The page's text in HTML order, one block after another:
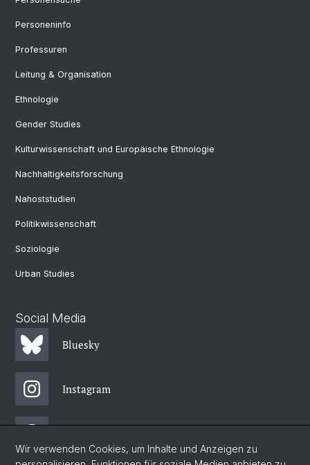
Personeninfo
Professuren
Leitung & Organisation
Ethnologie
Gender Studies
Kulturwissenschaft und Europäische Ethnologie
Nachhaltigkeitsforschung
Nahoststudien
Politikwissenschaft
Soziologie
Urban Studies
Social Media
Bluesky
Instagram
Wir verwenden Cookies, um Inhalte und Anzeigen zu